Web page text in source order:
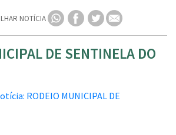
NOTÍCIA
DE SENTINELA DO